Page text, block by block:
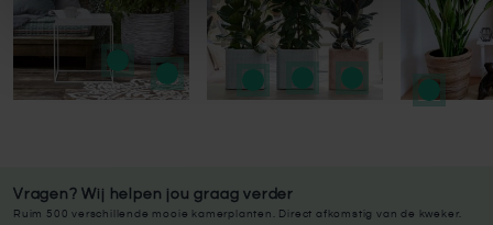
Vragen? Wij helpen jou graag verder
Ruim 500 verschillende mooie kamerplanten. Direct afkomstig van de kweker.